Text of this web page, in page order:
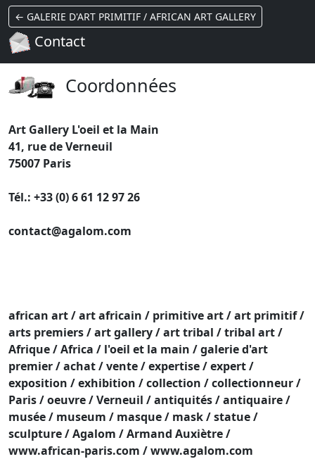
← GALERIE D'ART PRIMITIF / AFRICAN ART GALLERY
Contact
Coordonnées
Art Gallery L'oeil et la Main
41, rue de Verneuil
75007 Paris
Tél.: +33 (0) 6 61 12 97 26
contact@agalom.com
african art / art africain / primitive art / art primitif /
arts premiers / art gallery / art tribal / tribal art /
Afrique / Africa / l'oeil et la main / galerie d'art
premier / achat / vente / expertise / expert /
exposition / exhibition / collection / collectionneur /
Paris / oeuvre / Verneuil / antiquités / antiquaire /
musée / museum / masque / mask / statue /
sculpture / Agalom / Armand Auxiètre /
www.african-paris.com / www.agalom.com